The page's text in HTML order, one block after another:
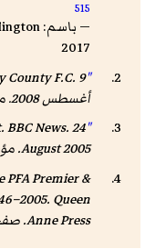
515
2017
"Derby County vs Doncaster"
County F.C. 9
أغسطس 2008. مؤرشف من
"Chelsea 4–0 West Brom"
BBC News. 24
August 2005. مؤرشف من
PFA Premier &
. Queen
Anne Press. صفحة 192. .